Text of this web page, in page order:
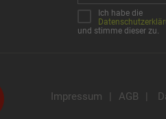
Ich habe die
und stimme dieser zu.
Impressum | AGB |